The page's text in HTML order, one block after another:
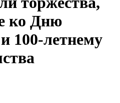
ко Дню
100-летнему